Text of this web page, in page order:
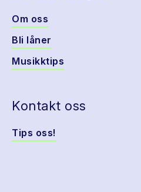
Om oss
Bli låner
Musikktips
Kontakt oss
Tips oss!